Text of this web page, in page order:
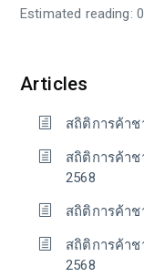
Estimated reading:
Articles
สถิติการค้า
สถิติการค้า
2568
สถิติการค้า
สถิติการค้า
2568